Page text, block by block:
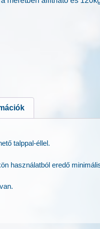
talppal-éllel.
használatból eredő